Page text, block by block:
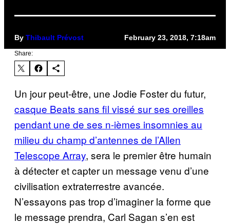
By Thibault Prévost February 23, 2018, 7:18am
Share:
Un jour peut-être, une Jodie Foster du futur,
casque Beats sans fil vissé sur ses oreilles
pendant une de ses n-ièmes insomnies au
milieu du champ d’antennes de l’Allen
Telescope Array, sera le premier être humain
à détecter et capter un message venu d’une
civilisation extraterrestre avancée.
N’essayons pas trop d’imaginer la forme que
le message prendra, Carl Sagan s’en est